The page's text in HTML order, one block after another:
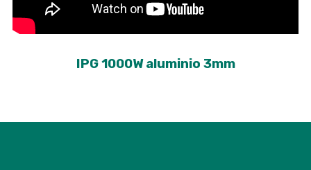
IPG 1000W aluminio 3mm